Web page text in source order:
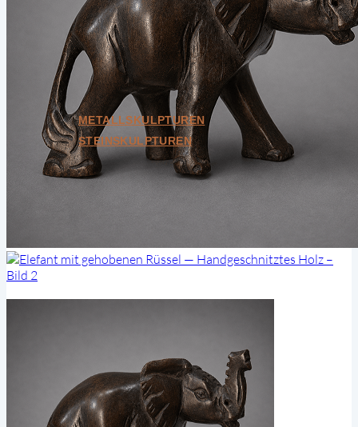
Weitere Kategorien
Bundle
Geschenkkarten
Unikate
Alle ansehen
METALLSKULPTUREN
STEINSKULPTUREN